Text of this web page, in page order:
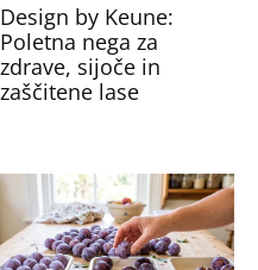
Design by Keune:
Poletna nega za
zdrave, sijoče in
zaščitene lase